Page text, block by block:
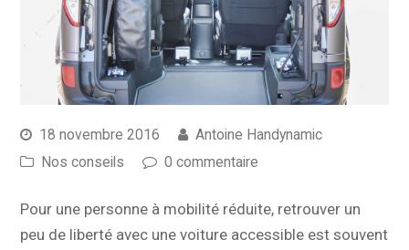
18 novembre 2016
Antoine Handynamic
Nos conseils
0 commentaire
Pour une personne à mobilité réduite, retrouver un
peu de liberté avec une voiture accessible est souvent